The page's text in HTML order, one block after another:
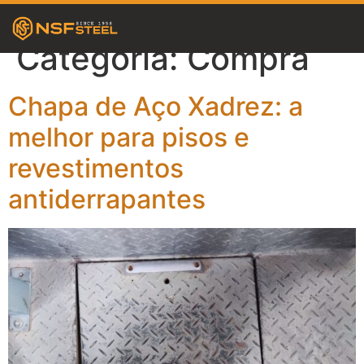
Categoria:Compra
Chapa de Aço Xadrez: a
melhor para pisos e
revestimentos
antiderrapantes